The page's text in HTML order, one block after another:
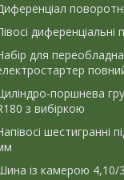
диференціальні
для
поршнева
з вибіркою
шестигранні
із камерою 4,10/